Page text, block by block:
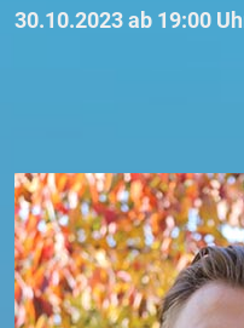
30.10.2023 ab 19:00